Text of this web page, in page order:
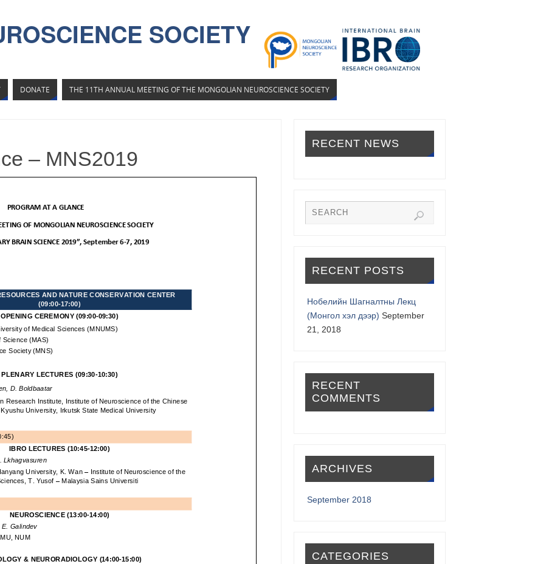
SOCIETY
DONATE THE 11TH ANNUAL MEETING OF THE MONGOLIAN NEUROSCIENCE SOCIETY
– MNS2019
RECENT NEWS
RECENT POSTS
Нобелийн Шагналтны Лекц
(Монгол хэл дээр) September
21, 2018
RECENT
COMMENTS
ARCHIVES
September 2018
CATEGORIES